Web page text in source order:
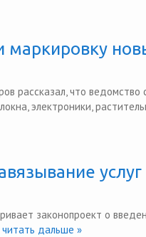
рассказал, что ведомство
электроники,
услуг
законопроект о
читать дальше »